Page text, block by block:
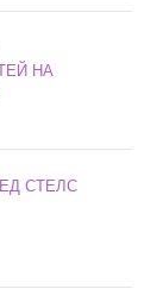
НА
СТЕЛС